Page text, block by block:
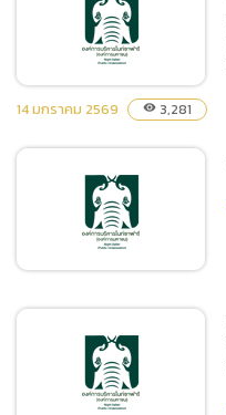
ของสำนักวิจัย และพัฒนาการ
เกษตรเขตที่ 1 เชียงใหม่ ถึง
บริเวณอ่าง 1 และอ่าง 2 ของ
สวพ.1 เชียงใหม่ระยะที่ 2 ด้วย
วิธีประกวดราคา
จ้างที่ปรึกษาสำรวจความพึง
พอใจผู้รับบริการสำนักงาน
เชียงใหม่ไนท์ซาฟารี ประจำ
ปีงบประมาณ พ.ศ.๒๕๖๙โดย
14 มกราคม 2569 visibility 3,281
บก.๐๖ จ้างเหมาสำรวจระบบ